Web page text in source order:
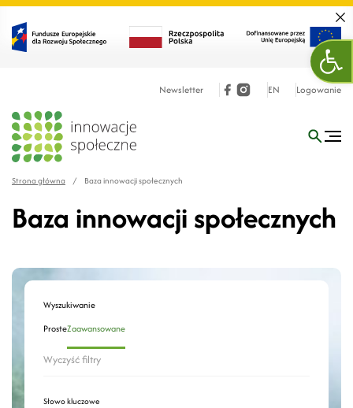
Newsletter EN Logowanie
Strona główna / Baza innowacji społecznych
Baza innowacji społecznych
Wyszukiwanie
ProsteZaawansowane
Wyczyść filtry
Słowo kluczowe